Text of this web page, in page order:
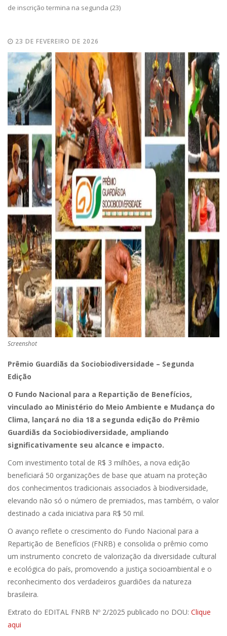
de inscrição termina na segunda (23)
23 DE FEVEREIRO DE 2026
Screenshot
Prêmio Guardiãs da Sociobiodiversidade – Segunda
Edição
O Fundo Nacional para a Repartição de Benefícios,
vinculado ao Ministério do Meio Ambiente e Mudança do
Clima, lançará no dia 18 a segunda edição do Prêmio
Guardiãs da Sociobiodiversidade, ampliando
significativamente seu alcance e impacto.
Com investimento total de R$ 3 milhões, a nova edição
beneficiará 50 organizações de base que atuam na proteção
dos conhecimentos tradicionais associados à biodiversidade,
elevando não só o número de premiados, mas também, o valor
destinado a cada iniciativa para R$ 50 mil.
O avanço reflete o crescimento do Fundo Nacional para a
Repartição de Benefícios (FNRB) e consolida o prêmio como
um instrumento concreto de valorização da diversidade cultural
e ecológica do país, promovendo a justiça socioambiental e o
reconhecimento dos verdadeiros guardiões da natureza
brasileira.
Extrato do EDITAL FNRB Nº 2/2025 publicado no DOU: Clique
aqui